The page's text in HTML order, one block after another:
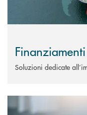
Soluzioni dedicate
Scopri di più